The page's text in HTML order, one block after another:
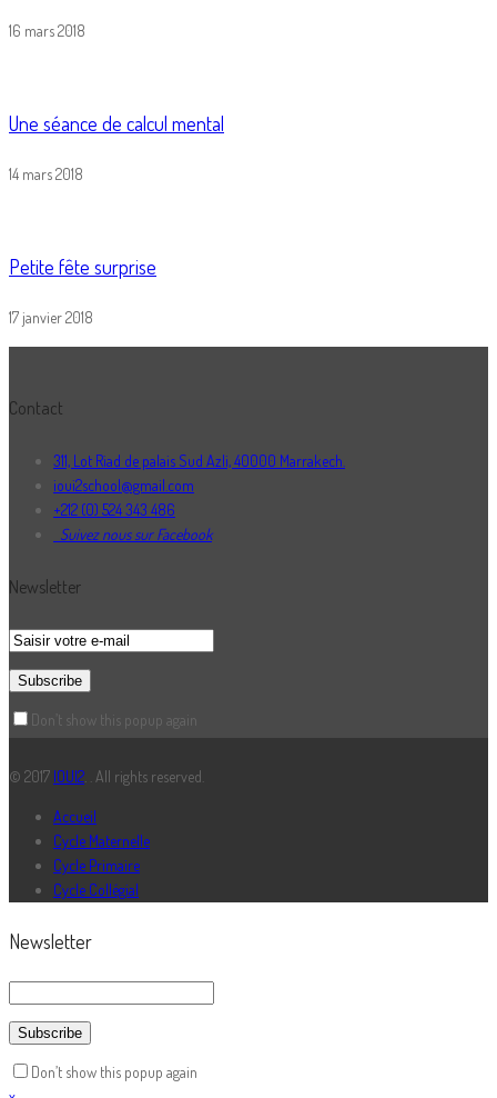
16 mars 2018
Une séance de calcul mental
14 mars 2018
Petite fête surprise
17 janvier 2018
Contact
311, Lot Riad de palais Sud Azli, 40000 Marrakech.
ioui2school@gmail.com
+212 (0) 524 343 486
Suivez nous sur Facebook
Newsletter
Don’t show this popup again
© 2017 IOUI2 . . All rights reserved.
Accueil
Cycle Maternelle
Cycle Primaire
Cycle Collégial
Newsletter
Don’t show this popup again